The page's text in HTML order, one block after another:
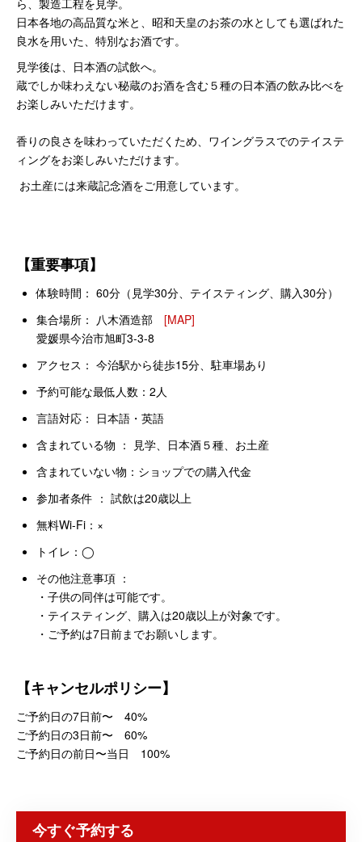
ら、製造工程を見学。
日本各地の高品質な米と、昭和天皇のお茶の水としても選ばれた
良水を用いた、特別なお酒です。
見学後は、日本酒の試飲へ。
蔵でしか味わえない秘蔵のお酒を含む５種の日本酒の飲み比べを
お楽しみいただけます。
香りの良さを味わっていただくため、ワイングラスでのテイステ
ィングをお楽しみいただけます。
お土産には来蔵記念酒をご用意しています。
【重要事項】
体験時間： 60分（見学30分、テイスティング、購入30分）
集合場所： 八木酒造部 [MAP]
愛媛県今治市旭町3-3-8
アクセス： 今治駅から徒歩15分、駐車場あり
予約可能な最低人数：2人
言語対応： 日本語・英語
含まれている物 ： 見学、日本酒５種、お土産
含まれていない物：ショップでの購入代金
参加者条件 ： 試飲は20歳以上
無料Wi-Fi：×
トイレ：◯
その他注意事項 ：
・子供の同伴は可能です。
・テイスティング、購入は20歳以上が対象です。
・ご予約は7日前までお願いします。
【キャンセルポリシー】
ご予約日の7日前〜 40%
ご予約日の3日前〜 60%
ご予約日の前日〜当日 100%
今すぐ予約する